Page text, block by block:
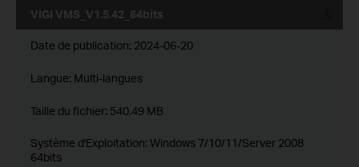
VIGI VMS_V1.5.42_64bits
Date de publication: 2024-06-20
Langue: Multi-langues
Taille du fichier: 540.49 MB
Système d'Exploitation: Windows 7/10/11/Server 2008
64bits